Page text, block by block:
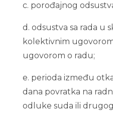
c. porođajnog
d. odsustva sa rada u
kolektivnim
ugovorom o radu;
e. perioda između
dana povratka na
odluke suda ili